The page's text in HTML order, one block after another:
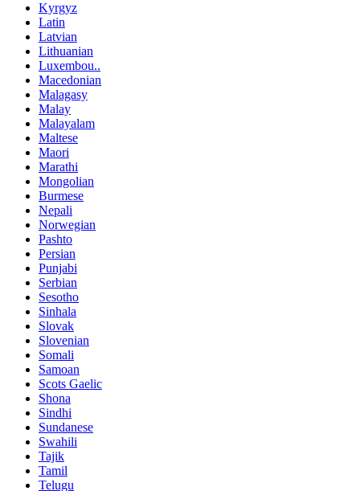
Kyrgyz
Latin
Latvian
Lithuanian
Luxembou..
Macedonian
Malagasy
Malay
Malayalam
Maltese
Maori
Marathi
Mongolian
Burmese
Nepali
Norwegian
Pashto
Persian
Punjabi
Serbian
Sesotho
Sinhala
Slovak
Slovenian
Somali
Samoan
Scots Gaelic
Shona
Sindhi
Sundanese
Swahili
Tajik
Tamil
Telugu